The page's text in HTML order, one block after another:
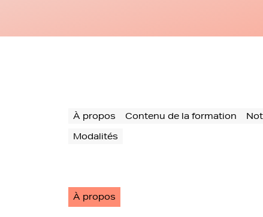
À propos Contenu de la formation
Modalités
À propos